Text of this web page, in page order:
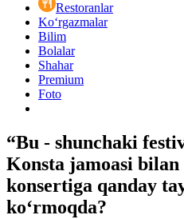
Restoranlar
Ko‘rgazmalar
Bilim
Bolalar
Shahar
Premium
Foto
“Bu - shunchaki
Konsta jamoasi
konsertiga qanday
ko‘rmoqda?